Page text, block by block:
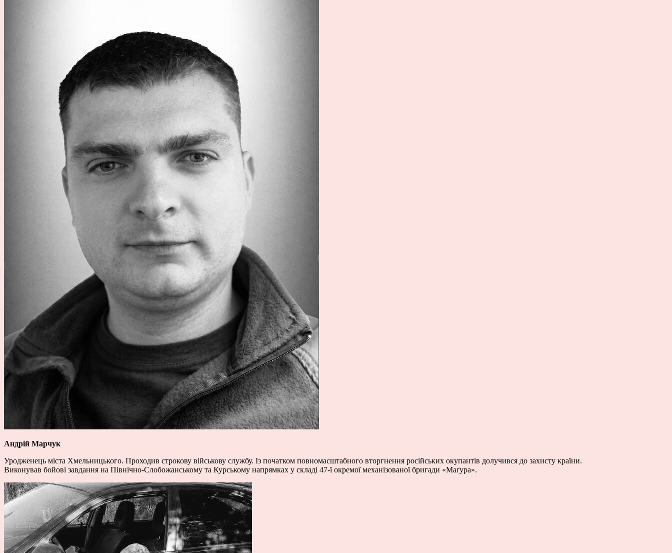
Андрій Марчук
Уродженець міста Хмельницького. Проходив строкову військову службу. Із початком повномасштабного вторгнення російських окупантів долучився до захисту країни.
Виконував бойові завдання на Північно-Слобожанському та Курському напрямках у складі 47-ї окремої механізованої бригади «Маґура».